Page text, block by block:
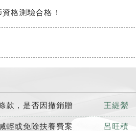
格測驗合格！
款，是否因撤銷贈 王緹縈
輕或免除扶養費案 呂旺積